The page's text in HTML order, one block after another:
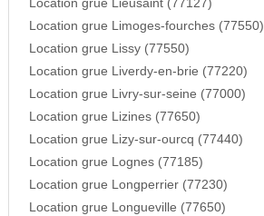
Location grue Lieusaint (77127)
Location grue Limoges-fourches (77550)
Location grue Lissy (77550)
Location grue Liverdy-en-brie (77220)
Location grue Livry-sur-seine (77000)
Location grue Lizines (77650)
Location grue Lizy-sur-ourcq (77440)
Location grue Lognes (77185)
Location grue Longperrier (77230)
Location grue Longueville (77650)